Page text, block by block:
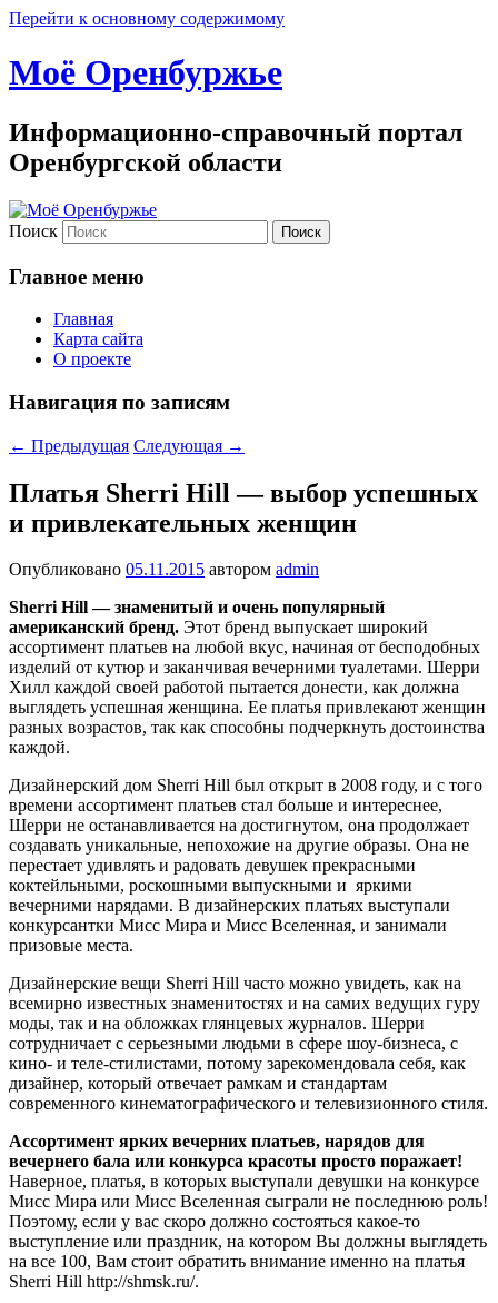
Перейти к основному содержимому
Моё Оренбуржье
Информационно-справочный портал
Оренбургской области
Поиск
Главное меню
Главная
Карта сайта
О проекте
Навигация по записям
← Предыдущая Следующая →
Платья Sherri Hill — выбор успешных
и привлекательных женщин
Опубликовано 05.11.2015 автором admin
Sherri Hill — знаменитый и очень популярный
американский бренд. Этот бренд выпускает широкий
ассортимент платьев на любой вкус, начиная от бесподобных
изделий от кутюр и заканчивая вечерними туалетами. Шерри
Хилл каждой своей работой пытается донести, как должна
выглядеть успешная женщина. Ее платья привлекают женщин
разных возрастов, так как способны подчеркнуть достоинства
каждой.
Дизайнерский дом Sherri Hill был открыт в 2008 году, и с того
времени ассортимент платьев стал больше и интереснее,
Шерри не останавливается на достигнутом, она продолжает
создавать уникальные, непохожие на другие образы. Она не
перестает удивлять и радовать девушек прекрасными
коктейльными, роскошными выпускными и яркими
вечерними нарядами. В дизайнерских платьях выступали
конкурсантки Мисс Мира и Мисс Вселенная, и занимали
призовые места.
Дизайнерские вещи Sherri Hill часто можно увидеть, как на
всемирно известных знаменитостях и на самих ведущих гуру
моды, так и на обложках глянцевых журналов. Шерри
сотрудничает с серьезными людьми в сфере шоу-бизнеса, с
кино- и теле-стилистами, потому зарекомендовала себя, как
дизайнер, который отвечает рамкам и стандартам
современного кинематографического и телевизионного стиля.
Ассортимент ярких вечерних платьев, нарядов для
вечернего бала или конкурса красоты просто поражает!
Наверное, платья, в которых выступали девушки на конкурсе
Мисс Мира или Мисс Вселенная сыграли не последнюю роль!
Поэтому, если у вас скоро должно состояться какое-то
выступление или праздник, на котором Вы должны выглядеть
на все 100, Вам стоит обратить внимание именно на платья
Sherri Hill http://shmsk.ru/.